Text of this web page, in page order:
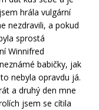
hrála vulgární
nezdravili, a pokud
sprostá
Winnifred
babičky, jak
nebyla opravdu já.
a druhý den mne
jsem se cítila